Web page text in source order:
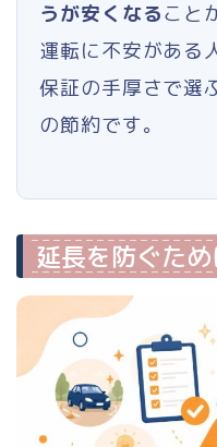
うが安くなること
運転に不安がある
保証の手厚さで選
の節約です。
延長を防ぐた